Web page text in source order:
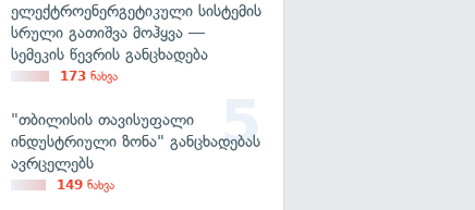
ელექტროენერგეტიკული სისტემის
სრული გათიშვა მოჰყვა —
სემეკის წევრის განცხადება
173 ნახვა
"თბილისის თავისუფალი
ინდუსტრიული ზონა" განცხადებას
ავრცელებს
149 ნახვა